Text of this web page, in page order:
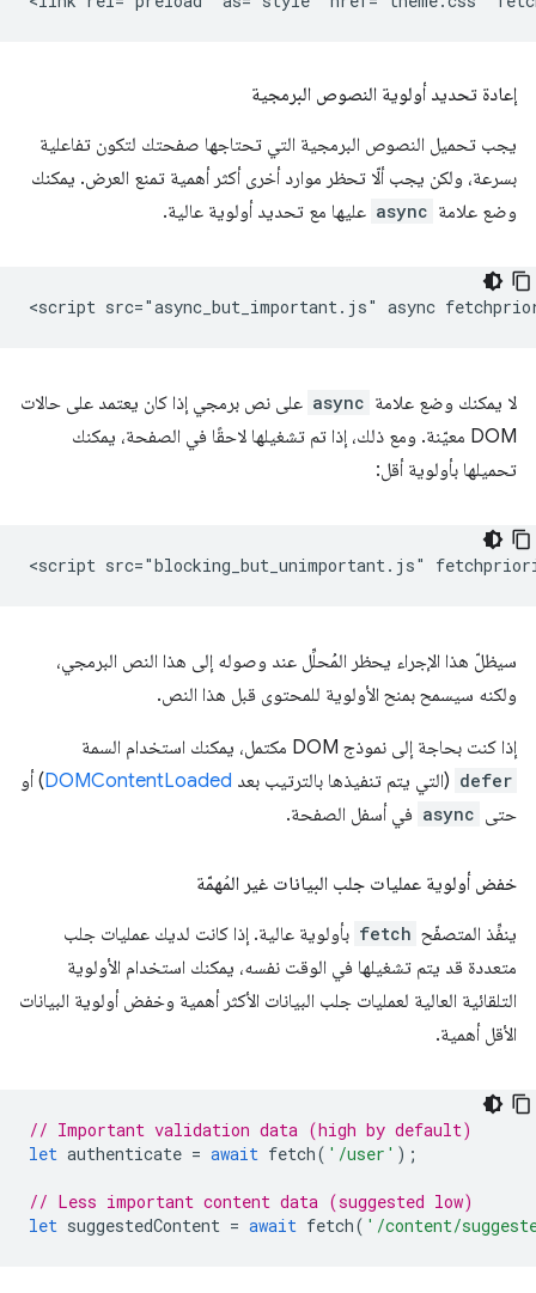
إعادة تحديد أولوية النصوص البرمجية
يجب تحميل النصوص البرمجية التي تحتاجها صفحتك لتكون تفاعلية
بسرعة، ولكن يجب ألّا تحظر موارد أخرى أكثر أهمية تمنع العرض. يمكنك
وضع علامة async عليها مع تحديد أولوية عالية.
لا يمكنك وضع علامة async على نص برمجي إذا كان يعتمد على حالات
DOM معيّنة. ومع ذلك، إذا تم تشغيلها لاحقًا في الصفحة، يمكنك
تحميلها بأولوية أقل:
سيظلّ هذا الإجراء يحظر المُحلِّل عند وصوله إلى هذا النص البرمجي،
ولكنه سيسمح بمنح الأولوية للمحتوى قبل هذا النص.
إذا كنت بحاجة إلى نموذج DOM مكتمل، يمكنك استخدام السمة
defer (التي يتم تنفيذها بالترتيب بعد DOMContentLoaded) أو
حتى async في أسفل الصفحة.
خفض أولوية عمليات جلب البيانات غير المُهمّة
ينفِّذ المتصفّح fetch بأولوية عالية. إذا كانت لديك عمليات جلب
متعددة قد يتم تشغيلها في الوقت نفسه، يمكنك استخدام الأولوية
التلقائية العالية لعمليات جلب البيانات الأكثر أهمية وخفض أولوية البيانات
الأقل أهمية.
// Important validation data (high by default)
let authenticate = await fetch( '/user' );
// Less important content data (suggested low)
let suggestedContent = await fetch( '/content/